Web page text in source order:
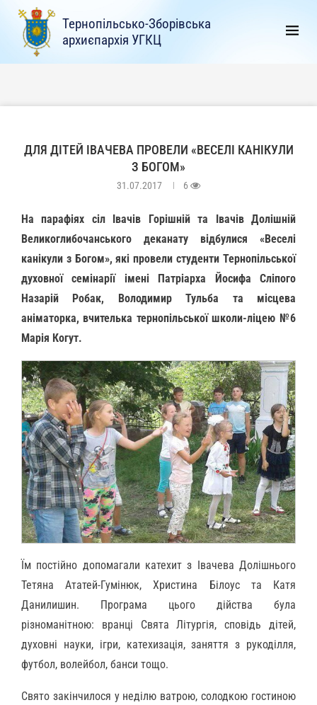
Тернопільсько-Зборівська
архиєпархія УГКЦ
ДЛЯ ДІТЕЙ ІВАЧЕВА ПРОВЕЛИ «ВЕСЕЛІ КАНІКУЛИ
З БОГОМ»
31.07.2017 6
На парафіях сіл Івачів Горішній та Івачів Долішній
Великоглибочанського деканату відбулися «Веселі
канікули з Богом», які провели студенти Тернопільської
духовної семінарії імені Патріарха Йосифа Сліпого
Назарій Робак, Володимир Тульба та місцева
аніматорка, вчителька тернопільської школи-ліцею №6
Марія Когут.
Їм постійно допомагали катехит з Івачева Долішнього
Тетяна Ататей-Гумінюк, Христина Білоус та Катя
Данилишин. Програма цього дійства була
різноманітною: вранці Свята Літургія, сповідь дітей,
духовні науки, ігри, катехизація, заняття з рукоділля,
футбол, волейбол, банси тощо.
Свято закінчилося у неділю ватрою, солодкою гостиною